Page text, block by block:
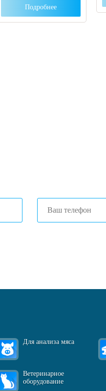
Подробнее
Для анализа мяса
Ветеринарное
оборудование